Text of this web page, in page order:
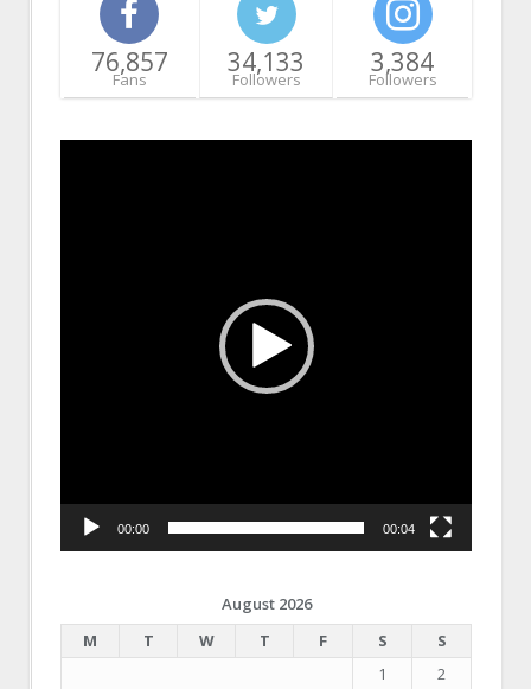
76,857
Fans
34,133
Followers
3,384
Followers
00:00 00:04
August 2026
M
T W T F S
S
1
2